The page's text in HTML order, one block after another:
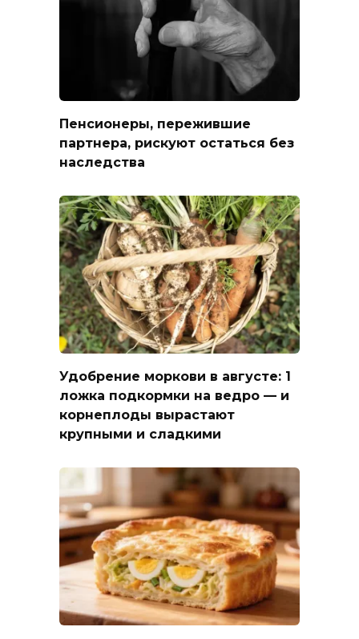
Пенсионеры, пережившие
партнера, рискуют остаться без
наследства
Удобрение моркови в августе: 1
ложка подкормки на ведро — и
корнеплоды вырастают
крупными и сладкими